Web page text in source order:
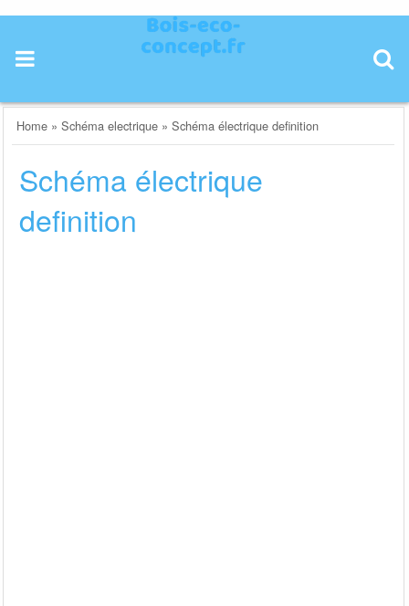
content
Home »Schéma electrique »Schéma électrique definition
Schéma électrique
definition